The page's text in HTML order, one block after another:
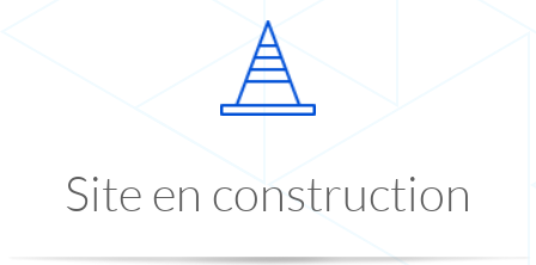
Site en construction